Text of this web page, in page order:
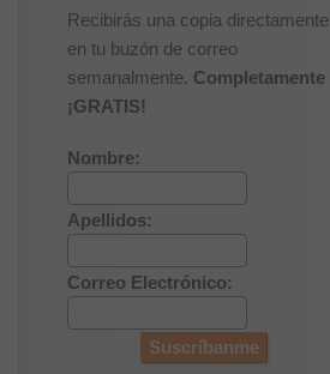
Recibirás una copia directamente
en tu buzón de correo
semanalmente. Completamente
¡GRATIS!
Nombre:
Apellidos:
Correo Electrónico: